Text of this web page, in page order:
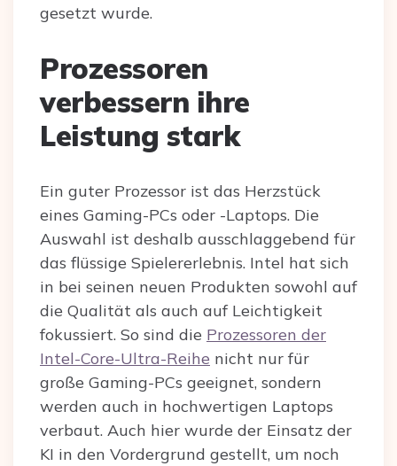
gesetzt wurde.
Prozessoren
verbessern ihre
Leistung stark
Ein guter Prozessor ist das Herzstück
eines Gaming-PCs oder -Laptops. Die
Auswahl ist deshalb ausschlaggebend für
das flüssige Spielererlebnis. Intel hat sich
in bei seinen neuen Produkten sowohl auf
die Qualität als auch auf Leichtigkeit
fokussiert. So sind die Prozessoren der
Intel-Core-Ultra-Reihe nicht nur für
große Gaming-PCs geeignet, sondern
werden auch in hochwertigen Laptops
verbaut. Auch hier wurde der Einsatz der
KI in den Vordergrund gestellt, um noch